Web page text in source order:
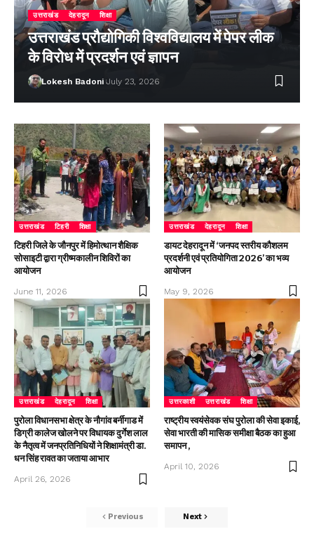
उत्तराखंड देहरादून शिक्षा
उत्तराखंड प्रौद्योगिकी विश्वविद्यालय में पेपर लीक
के विरोध में प्रदर्शन एवं ज्ञापन
Lokesh Badoni July 23, 2026
उत्तराखंड टिहरी शिक्षा
टिहरी जिले के जौनपुर में हिमोत्थान शैक्षिक
सोसाइटी द्वारा ग्रीष्मकालीन शिविरों का
आयोजन
June 11, 2026
उत्तराखंड देहरादून शिक्षा
डायट देहरादून में ‘जनपद स्तरीय कौशलम
प्रदर्शनी एवं प्रतियोगिता 2026’ का भव्य
आयोजन
May 9, 2026
उत्तराखंड देहरादून शिक्षा
पुरोला विधानसभा क्षेत्र के नौगांव बर्नीगाड में
डिग्री कालेज खोलने पर विधायक दुर्गेश लाल
के नैतृत्व में जनप्रतिनिधियों ने शिक्षामंत्री डा.
धन सिंह रावत का जताया आभार
April 26, 2026
उत्तरकाशी उत्तराखंड शिक्षा
राष्ट्रीय स्वयंसेवक संघ पुरोला की सेवा इकाई,
सेवा भारती की मासिक समीक्षा बैठक का हुआ
समापन ,
April 10, 2026
Previous Next